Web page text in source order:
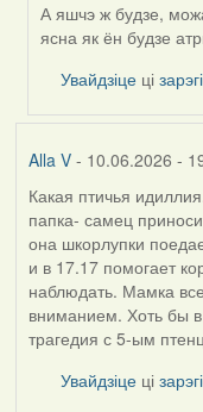
In
reply
Harrier
А яшчэ ж будзе,
ясна як ён будзе
Увайдзіце ці
Alla V- 10.06.2026 -
Какая птичья
папка- самец
она шкорлупки
и в 17.17 помогает
наблюдать. Мамка
вниманием. Хоть бы
трагедия с 5-ым
Увайдзіце ці